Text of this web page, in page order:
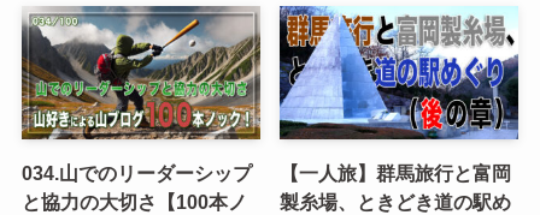
034.山でのリーダーシップ
と協力の大切さ【100本ノ
【一人旅】群馬旅行と富岡
製糸場、ときどき道の駅め